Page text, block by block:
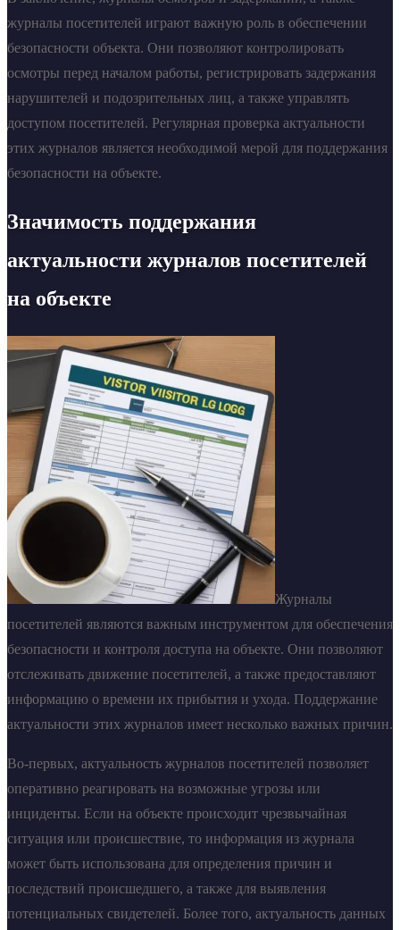
журналы посетителей играют важную роль в обеспечении
безопасности объекта. Они позволяют контролировать
осмотры перед началом работы, регистрировать задержания
нарушителей и подозрительных лиц, а также управлять
доступом посетителей. Регулярная проверка актуальности
этих журналов является необходимой мерой для поддержания
безопасности на объекте.
Значимость поддержания
актуальности журналов посетителей
на объекте
Журналы
посетителей являются важным инструментом для обеспечения
безопасности и контроля доступа на объекте. Они позволяют
отслеживать движение посетителей, а также предоставляют
информацию о времени их прибытия и ухода. Поддержание
актуальности этих журналов имеет несколько важных причин.
Во-первых, актуальность журналов посетителей позволяет
оперативно реагировать на возможные угрозы или
инциденты. Если на объекте происходит чрезвычайная
ситуация или происшествие, то информация из журнала
может быть использована для определения причин и
последствий происшедшего, а также для выявления
потенциальных свидетелей. Более того, актуальность данных